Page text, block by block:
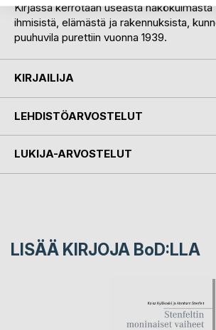
Kirjassa kerrotaan useasta näkökulmasta
ihmisistä, elämästä ja rakennuksista,
puuhuvila purettiin vuonna 1939.
KIRJAILIJA
LEHDISTÖARVOSTELUT
LUKIJA-ARVOSTELUT
LISÄÄ KIRJOJA BoD:LLA